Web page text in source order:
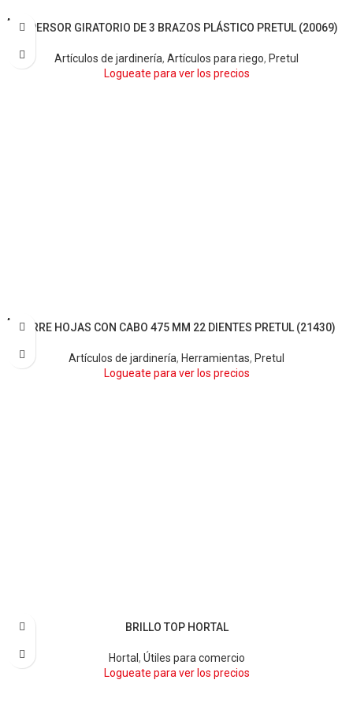
AGOTA
DOASPERSOR GIRATORIO DE 3 BRAZOS PLÁSTICO PRETUL (20069)
Artículos de jardinería, Artículos para riego, Pretul
Logueate para ver los precios
AGOTA
DOBARRE HOJAS CON CABO 475 MM 22 DIENTES PRETUL (21430)
Artículos de jardinería, Herramientas, Pretul
Logueate para ver los precios
BRILLO TOP HORTAL
Hortal, Útiles para comercio
Logueate para ver los precios